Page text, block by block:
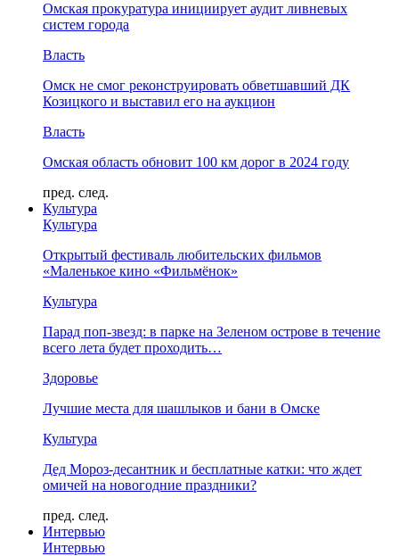
Омская прокуратура инициирует аудит ливневых
систем города
Власть
Омск не смог реконструировать обветшавший ДК
Козицкого и выставил его на аукцион
Власть
Омская область обновит 100 км дорог в 2024 году
пред. след.
Культура
Культура
Открытый фестиваль любительских фильмов
«Маленькое кино «Фильмёнок»
Культура
Парад поп-звезд: в парке на Зеленом острове в течение
всего лета будет проходить…
Здоровье
Лучшие места для шашлыков и бани в Омске
Культура
Дед Мороз-десантник и бесплатные катки: что ждет
омичей на новогодние праздники?
пред. след.
Интервью
Интервью